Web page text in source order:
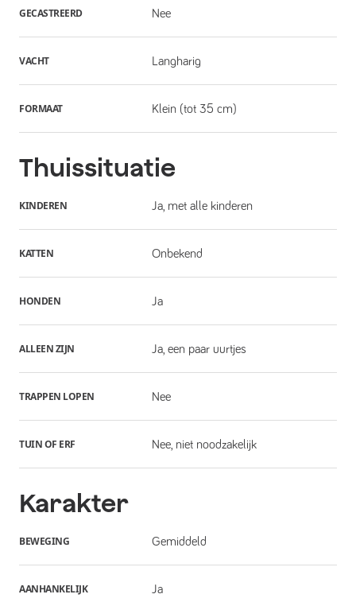
GECASTREERD Nee
VACHT Langharig
FORMAAT Klein (tot 35 cm)
Thuissituatie
KINDEREN Ja, met alle kinderen
KATTEN Onbekend
HONDEN Ja
ALLEEN ZIJN Ja, een paar uurtjes
TRAPPEN LOPEN Nee
TUIN OF ERF Nee, niet noodzakelijk
Karakter
BEWEGING Gemiddeld
AANHANKELIJK Ja